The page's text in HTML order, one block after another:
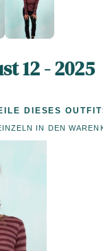
12 - 2025
DIESES
IN DEN